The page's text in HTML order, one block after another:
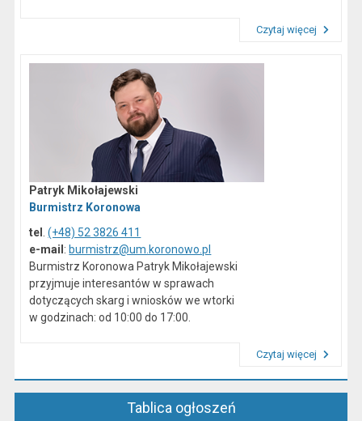
Czytaj więcej
Patryk Mikołajewski
Burmistrz Koronowa
tel
.(+48) 52 3826 411
e-mail : burmistrz@um.koronowo.pl
Burmistrz Koronowa Patryk Mikołajewski
przyjmuje interesantów w sprawach
dotyczących skarg i wniosków we wtorki
w godzinach: od 10:00 do 17:00.
Czytaj więcej
Tablica ogłoszeń